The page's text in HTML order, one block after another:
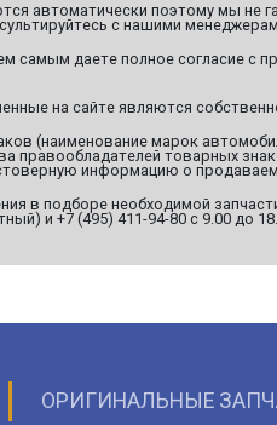
автоматически поэтому мы не
с нашими
самым даете полное согласие с
на сайте являются
(наименование марок
правообладателей товарных
информацию о
в подборе необходимой
и +7 (495) 411-94-80 с 9.00 до
ОРИГИНАЛЬНЫЕ